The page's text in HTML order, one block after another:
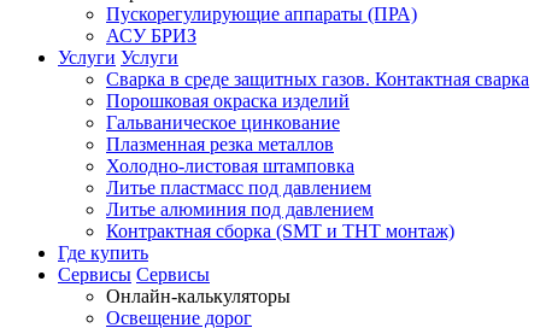
Пускорегулирующие аппараты (ПРА)
АСУ БРИЗ
Услуги Услуги
Сварка в среде защитных газов. Контактная сварка
Порошковая окраска изделий
Гальваническое цинкование
Плазменная резка металлов
Холодно-листовая штамповка
Литье пластмасс под давлением
Литье алюминия под давлением
Контрактная сборка (SMT и THT монтаж)
Где купить
Сервисы Сервисы
Онлайн-калькуляторы
Освещение дорог